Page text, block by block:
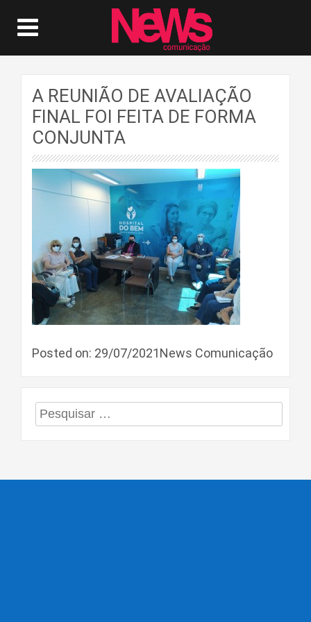
A REUNIÃO DE AVALIAÇÃO
FINAL FOI FEITA DE FORMA
CONJUNTA
Posted on: 29/07/2021News Comunicação
Pesquisar
por: